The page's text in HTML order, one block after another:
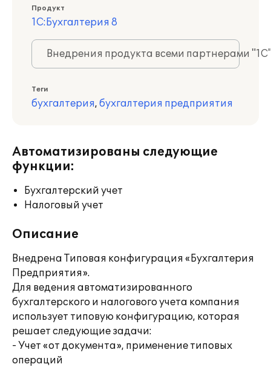
Продукт
1С:Бухгалтерия 8
Внедрения продукта всеми партнерами
Теги
бухгалтерия, бухгалтерия предприятия
Автоматизированы следующие
функции:
Бухгалтерский учет
Налоговый учет
Описание
Внедрена Типовая конфигурация «Бухгалтерия
Предприятия».
Для ведения автоматизированного
бухгалтерского и налогового учета компания
использует типовую конфигурацию, которая
решает следующие задачи:
- Учет «от документа», применение типовых
операций